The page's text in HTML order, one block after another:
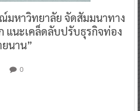
หาวิทยาลัย จัดสัมมนาทาง
แนะเคล็ดลับปรับธุรกิจท่อง
ยนาน”
0